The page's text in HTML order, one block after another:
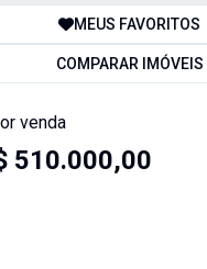
MEUS FAVORITOS
COMPARAR IMÓVEIS
venda
510.000,00